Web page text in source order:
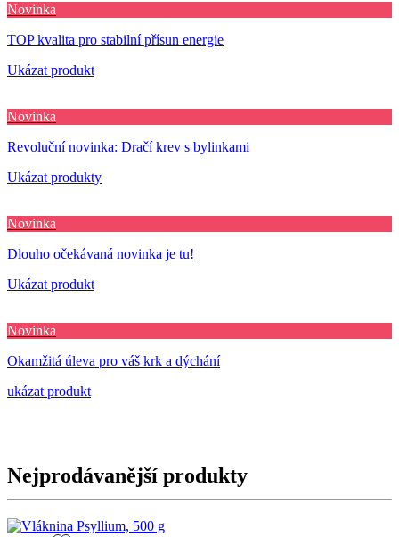
Novinka
TOP kvalita pro stabilní přísun energie
Ukázat produkt
Novinka
Revoluční novinka: Dračí krev s bylinkami
Ukázat produkty
Novinka
Dlouho očekávaná novinka je tu!
Ukázat produkt
Novinka
Okamžitá úleva pro váš krk a dýchání
ukázat produkt
Nejprodávanější produkty